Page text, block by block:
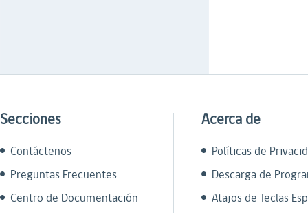
Secciones
Contáctenos
Preguntas Frecuentes
Centro de Documentación
Acerca de
Políticas de
Descarga de
Atajos de Teclas